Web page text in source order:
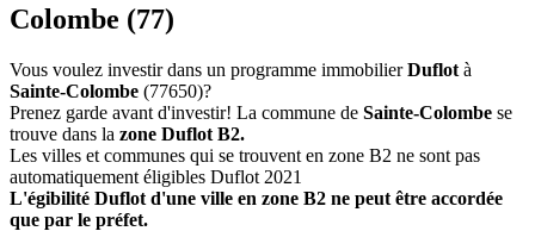
Colombe (77)
Vous voulez investir dans un programme immobilierDuflot à
Sainte-Colombe (77650)?
Prenez garde avant d'investir! La commune de Sainte-Colombe se
trouve dans la zone Duflot B2.
Les villes et communes qui se trouvent en zone B2 ne sont pas
automatiquement éligibles Duflot 2021
L'égibilité Duflot d'une ville en zone B2 ne peut être accordée
que par le préfet.